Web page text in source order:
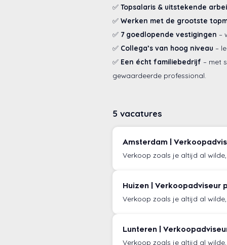
✅ Topsalaris & uitstekende
✅ Werken met de grootste
✅ 7 goedlopende vestigingen –
✅ Collega’s van hoog niveau –
✅ Een écht familiebedrijf – met
gewaardeerde professional.
5 vacatures
Amsterdam |
Verkoop zoals je altijd al
Huizen |
Verkoop zoals je altijd al
Lunteren |
Verkoop zoals je altijd al